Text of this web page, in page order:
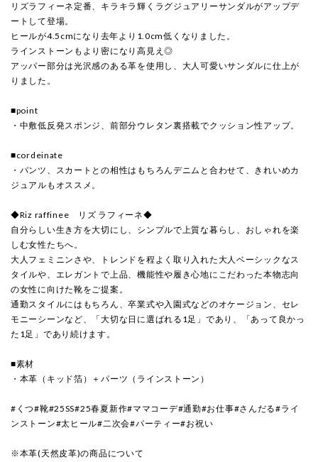
リズラフィーネ定番、キラキラ輝くラグジュアリーサンダルがアップデ
ートして登場。
ヒールが4.5cmになり去年より1.0cm低くなりました。
ラインストーンもより密になり高見え◎
アッパー部分は光沢感のある革を使用し、大人可愛いサンダルに仕上が
りました。
■point
・中敷低反発スポンジ、前部分ウレタン裏搭載でクッション性アップ。
■cordeinate
・パンツ、スカートとの相性はもちろんデニムと合わせて、きれいめカ
ジュアルもオススメ。
◆Riz raffinee リズ ラフィーネ◆
自分らしい生き方を大切にし、シンプルで上質な暮らし、おしゃれを楽
しむ女性たちへ。
大人フェミニンさや、トレンドを程よく取り入れた大人ベーシックなス
タイルや、エレガントで上品、機能性や履き心地にこだわった本物志向
の女性に向けた靴をご提案。
通勤スタイルにはもちろん、卒業式や入園式などのオケージョン、セレ
モニーシーンなど、「大切な日に選ばれる1足」であり、「あって良かっ
た1足」であり続けます。
■素材
・本革（キッド箔）＋パーツ（ラインストーン）
#くつ#靴#25SS#25春夏新作#ママコーデ#通勤#お仕事#さんだる#ライ
ンストーン#太ヒール#二次会#パーティー#お祝い
※本革(天然皮革)の商品について